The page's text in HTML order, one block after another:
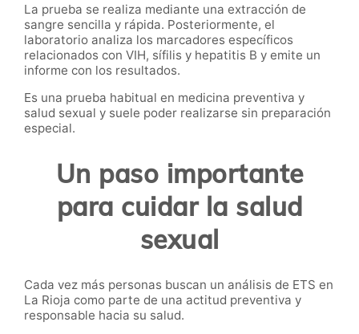
La prueba se realiza mediante una extracción de
sangre sencilla y rápida. Posteriormente, el
laboratorio analiza los marcadores específicos
relacionados con VIH, sífilis y hepatitis B y emite un
informe con los resultados.
Es una prueba habitual en medicina preventiva y
salud sexual y suele poder realizarse sin preparación
especial.
Un paso importante
para cuidar la salud
sexual
Cada vez más personas buscan un análisis de ETS en
La Rioja como parte de una actitud preventiva y
responsable hacia su salud.